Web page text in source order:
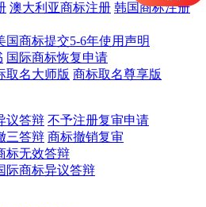
澳大利亚商标注册 韩国商标注册
国商标提交5-6年使用声明
国际商标恢复申请
取名大师版 商标取名尊享版
议答辩 不予注册复审申请
三答辩 商标撤销复审
标无效答辩
际商标异议答辩